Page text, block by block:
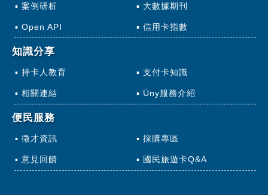
案例研析 大數據期刊
Open API 信用卡指數
知識分享
持卡人教育 支付卡知識
相關連結 Üny服務介紹
便民服務
徵才資訊 採購專區
意見回饋 國民旅遊卡Q&A